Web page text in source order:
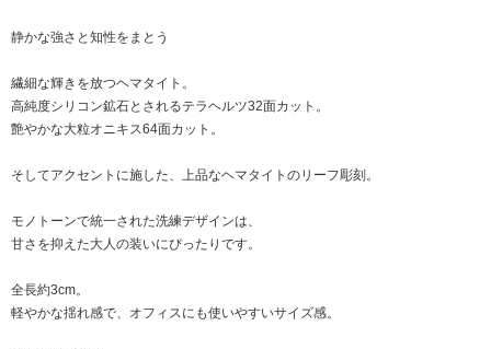
静かな強さと知性をまとう
繊細な輝きを放つヘマタイト。
高純度シリコン鉱石とされるテラヘルツ32面カット。
艶やかな大粒オニキス64面カット。
そしてアクセントに施した、上品なヘマタイトのリーフ彫刻。
モノトーンで統一された洗練デザインは、
甘さを抑えた大人の装いにぴったりです。
全長約3cm。
軽やかな揺れ感で、オフィスにも使いやすいサイズ感。